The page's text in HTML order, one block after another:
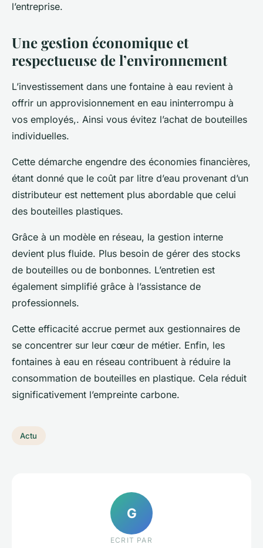
l’entreprise.
Une gestion économique et
respectueuse de l’environnement
L’investissement dans une fontaine à eau revient à
offrir un approvisionnement en eau ininterrompu à
vos employés,. Ainsi vous évitez l’achat de bouteilles
individuelles.
Cette démarche engendre des économies financières,
étant donné que le coût par litre d’eau provenant d’un
distributeur est nettement plus abordable que celui
des bouteilles plastiques.
Grâce à un modèle en réseau, la gestion interne
devient plus fluide. Plus besoin de gérer des stocks
de bouteilles ou de bonbonnes. L’entretien est
également simplifié grâce à l’assistance de
professionnels.
Cette efficacité accrue permet aux gestionnaires de
se concentrer sur leur cœur de métier. Enfin, les
fontaines à eau en réseau contribuent à réduire la
consommation de bouteilles en plastique. Cela réduit
significativement l’empreinte carbone.
Actu
G
ECRIT PAR